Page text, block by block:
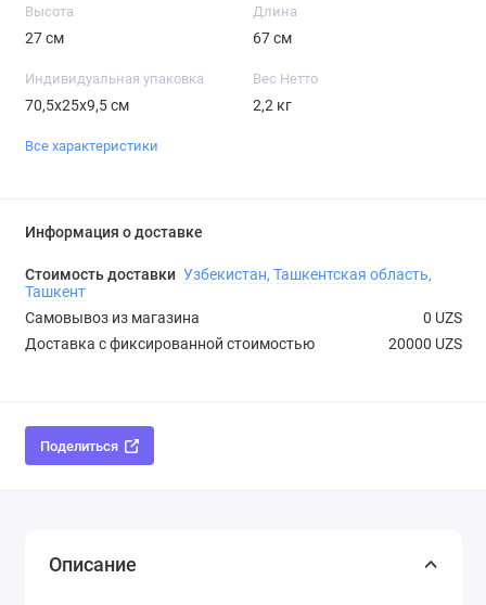
Высота
27 см
Длина
67 см
Индивидуальная упаковка
70,5х25х9,5 см
Вес Нетто
2,2 кг
Все характеристики
Информация о доставке
Стоимость доставки Узбекистан, Ташкентская область,
Ташкент
Самовывоз из магазина
0 UZS
Доставка с фиксированной стоимостью
20000 UZS
Поделиться
Описание